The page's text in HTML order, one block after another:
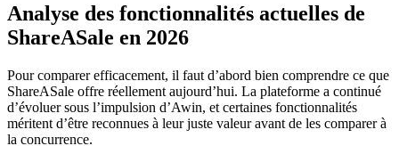
Analyse des fonctionnalités actuelles de
ShareASale en 2026
Pour comparer efficacement, il faut d’abord bien comprendre ce que
ShareASale offre réellement aujourd’hui. La plateforme a continué
d’évoluer sous l’impulsion d’Awin, et certaines fonctionnalités
méritent d’être reconnues à leur juste valeur avant de les comparer à
la concurrence.